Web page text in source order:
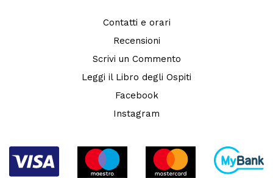
Contatti e orari
Recensioni
Scrivi un Commento
Leggi il Libro degli Ospiti
Facebook
Instagram